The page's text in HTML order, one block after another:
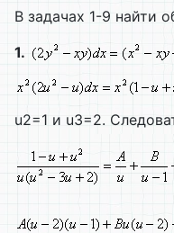
В задачах 1-9 найти
1.
u2=1 и u3=2.